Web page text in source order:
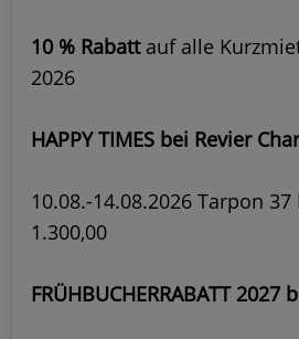
10 % Rabattauf alle
2026
HAPPY TIMES bei Revier
10.08.-14.08.2026 Tarpon
1.300,00
FRÜHBUCHERRABATT 2027